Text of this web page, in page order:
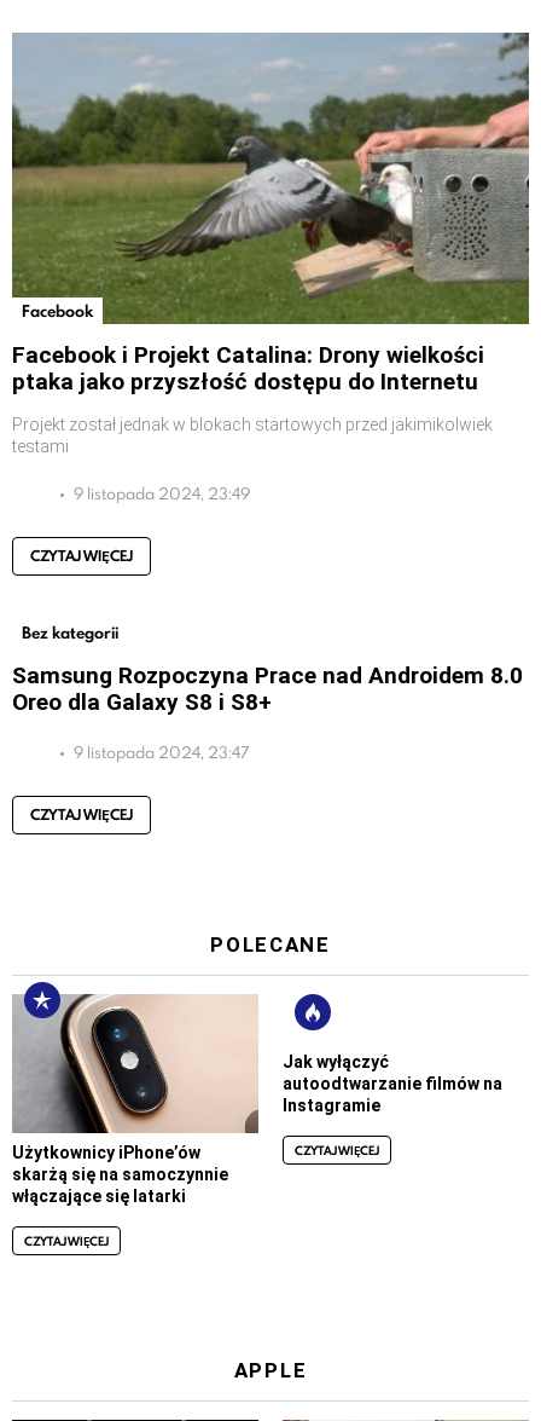
Facebook
Facebook i Projekt Catalina: Drony wielkości
ptaka jako przyszłość dostępu do Internetu
Projekt został jednak w blokach startowych przed jakimikolwiek
testami
9 listopada 2024, 23:49
CZYTAJ WIĘCEJ
Bez kategorii
Samsung Rozpoczyna Prace nad Androidem 8.0
Oreo dla Galaxy S8 i S8+
9 listopada 2024, 23:47
CZYTAJ WIĘCEJ
POLECANE
Użytkownicy iPhone’ów
skarżą się na samoczynnie
włączające się latarki
CZYTAJ WIĘCEJ
Jak wyłączyć
autoodtwarzanie filmów na
Instagramie
CZYTAJ WIĘCEJ
APPLE